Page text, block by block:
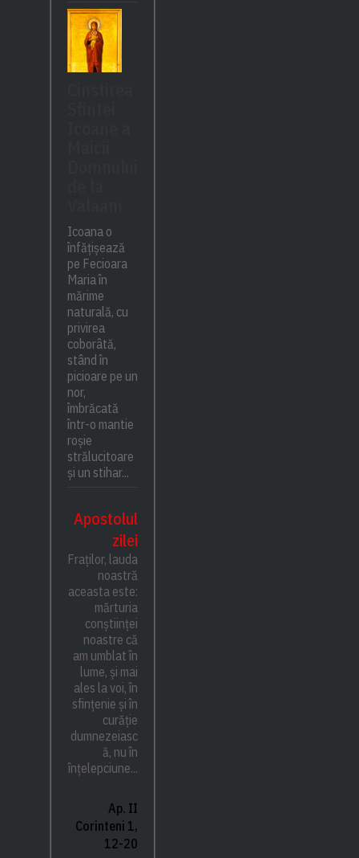
Icoana o
înfățișează
pe Fecioara
Maria în
mărime
naturală, cu
privirea
coborâtă,
stând în
picioare pe un
nor,
îmbrăcată
într-o mantie
roșie
strălucitoare
și un stihar...
Apostolul
zilei
Fraților, lauda
noastră
aceasta este:
mărturia
conștiinței
noastre că
am umblat în
lume, și mai
ales la voi, în
sfințenie și în
curăție
dumnezeiasc
ă, nu în
înțelepciune...
Ap. II
Corinteni 1,
12-20